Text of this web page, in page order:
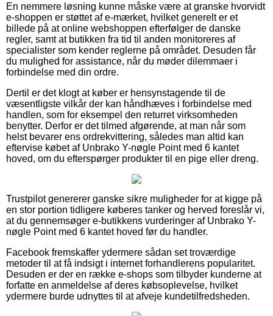
En nemmere løsning kunne måske være at granske hvorvidt
e-shoppen er støttet af e-mærket, hvilket generelt er et
billede på at online webshoppen efterfølger de danske
regler, samt at butikken fra tid til anden monitoreres af
specialister som kender reglerne på området. Desuden får
du mulighed for assistance, når du møder dilemmaer i
forbindelse med din ordre.
Dertil er det klogt at køber er hensynstagende til de
væsentligste vilkår der kan håndhæves i forbindelse med
handlen, som for eksempel den returret virksomheden
benytter. Derfor er det tilmed afgørende, at man når som
helst bevarer ens ordrekvittering, således man altid kan
eftervise købet af Unbrako Y-nøgle Point med 6 kantet
hoved, om du efterspørger produkter til en pige eller dreng.
Trustpilot genererer ganske sikre muligheder for at kigge på
en stor portion tidligere køberes tanker og herved foreslår vi,
at du gennemsøger e-butikkens vurderinger af Unbrako Y-
nøgle Point med 6 kantet hoved før du handler.
Facebook fremskaffer ydermere sådan set troværdige
metoder til at få indsigt i internet forhandlerens popularitet.
Desuden er der en række e-shops som tilbyder kunderne at
forfatte en anmeldelse af deres købsoplevelse, hvilket
ydermere burde udnyttes til at afveje kundetilfredsheden.